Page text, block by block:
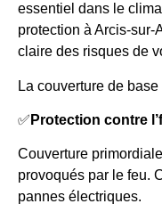
essentiel dans le
protection à Arcis-
claire des risques de
La couverture de base
✅ Protection contre
Couverture
provoqués par le feu.
pannes électriques.